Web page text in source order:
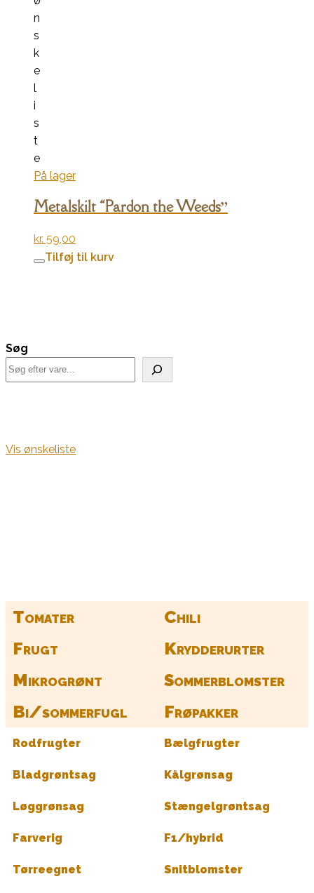
n
s
k
e
l
i
s
t
e
På lager
Metalskilt “Pardon the Weeds”
kr. 59,00
Tilføj til kurv
Søg
Vis ønskeliste
Tomater
Chili
Frugt
Krydderurter
Mikrogrønt
Sommerblomster
Bi/sommerfugl
Frøpakker
Rodfrugter Bælgfrugter
Bladgrøntsag Kålgrønsag
Løggrønsag Stængelgrøntsag
Farverig F1/hybrid
Tørreegnet Snitblomster